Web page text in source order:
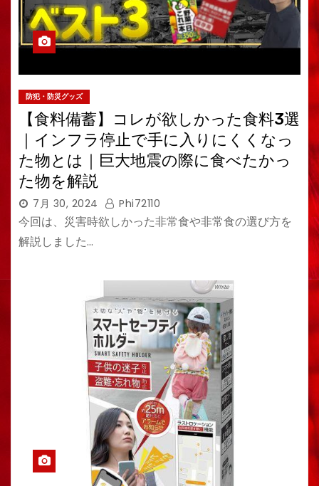
防犯・防災グッズ
【食料備蓄】コレが欲しかった食料3選
｜インフラ停止で手に入りにくくなっ
た物とは｜巨大地震の際に食べたかっ
た物を解説
7月 30, 2024 Phi72110
今回は、災害時欲しかった非常食や非常食の選び方を
解説しました…